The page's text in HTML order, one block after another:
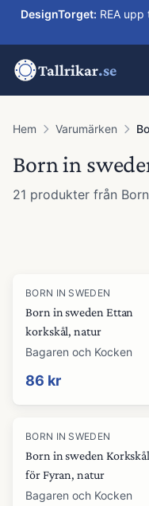
DesignTorget: REA
Tallrikar.se
Hem Varumärken
Born in
21 produkter från
BORN IN SWEDEN
Born in sweden Ettan
korkskål, natur
Bagaren och Kocken
86 kr
BORN IN SWEDEN
Born in sweden Korkskål
för Fyran, natur
Bagaren och Kocken